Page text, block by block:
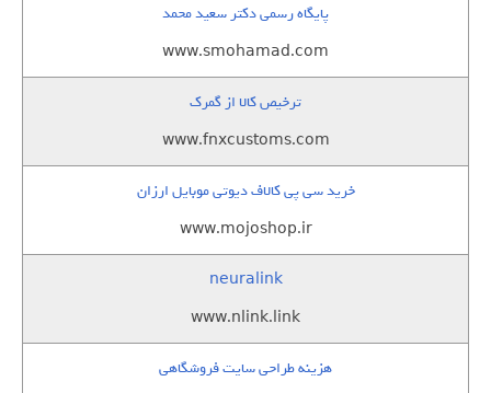
پایگاه رسمی دکتر سعید محمد
www.smohamad.com
ترخیص کالا از گمرک
www.fnxcustoms.com
خرید سی پی کالاف دیوتی موبایل ارزان
www.mojoshop.ir
neuralink
www.nlink.link
هزینه طراحی سایت فروشگاهی